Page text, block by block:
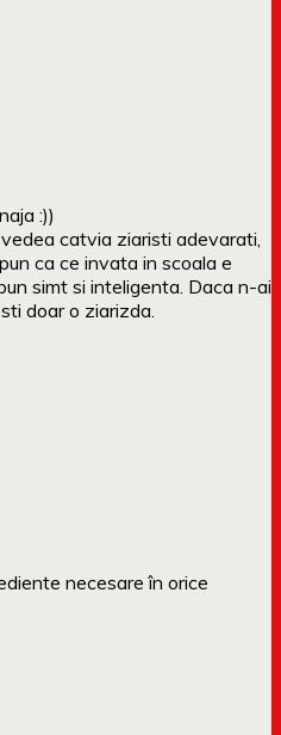
:))
catvia ziaristi adevarati,
ca ce invata in scoala e
simt si inteligenta. Daca n-ai
doar o ziarizda.
necesare în orice